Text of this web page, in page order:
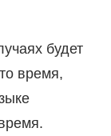
будет
время,